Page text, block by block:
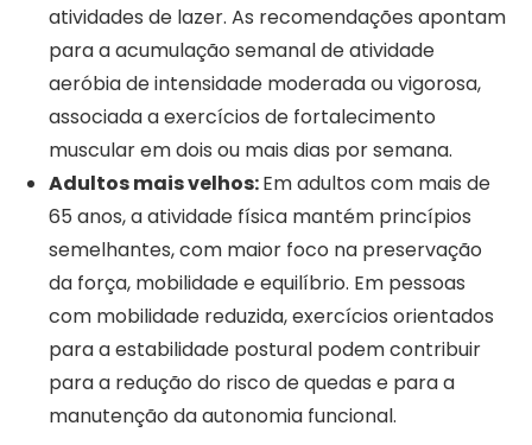
atividades de lazer. As recomendações apontam
para a acumulação semanal de atividade
aeróbia de intensidade moderada ou vigorosa,
associada a exercícios de fortalecimento
muscular em dois ou mais dias por semana.
Adultos mais velhos:Em adultos com mais de
65 anos, a atividade física mantém princípios
semelhantes, com maior foco na preservação
da força, mobilidade e equilíbrio. Em pessoas
com mobilidade reduzida, exercícios orientados
para a estabilidade postural podem contribuir
para a redução do risco de quedas e para a
manutenção da autonomia funcional.